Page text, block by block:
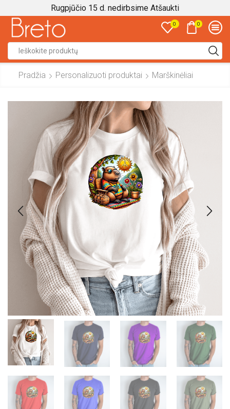
Rugpjūčio 15 d. nedirbsime Atšaukti
0 0
input
Pradžia Personalizuoti produktai Marškinėliai